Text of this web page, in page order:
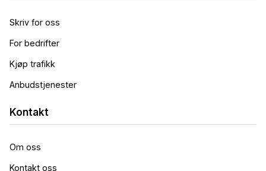
Skriv for oss
For bedrifter
Kjøp trafikk
Anbudstjenester
Kontakt
Om oss
Kontakt oss